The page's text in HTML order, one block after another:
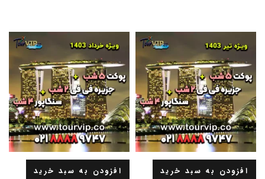
افزودن به سبد خرید افزودن به سبد خرید